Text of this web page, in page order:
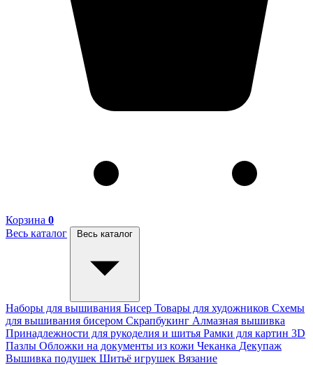
Корзина 0
Весь каталог
Весь каталог
Наборы для вышивания Бисер Товары для художников Схемы
для вышивания бисером Скрапбукинг Алмазная вышивка
Принадлежности для рукоделия и шитья Рамки для картин 3D
Пазлы Обложки на документы из кожи Чеканка Декупаж
Вышивка подушек Шитьё игрушек Вязание